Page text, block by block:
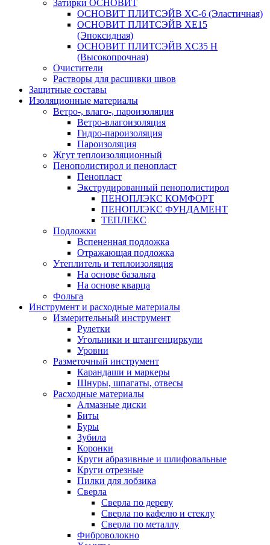
Затирки ОСНОВИТ
ОСНОВИТ ПЛИТСЭЙВ XC-6 (Эластичная)
ОСНОВИТ ПЛИТСЭЙВ XЕ15
(Эпоксидная)
ОСНОВИТ ПЛИТСЭЙВ XС35 Н
(Высокопрочная)
Очистители
Растворы для расшивки швов
Защитные составы
Изоляционные материалы
Ветро-, влаго-, пароизоляция
Ветро-влагоизоляция
Гидро-пароизоляция
Пароизоляция
Жгут теплоизоляционный
Пенополистирол и пенопласт
Пенопласт
Экструдированный пенополистирол
ПЕНОПЛЭКС КОМФОРТ
ПЕНОПЛЭКС ФУНДАМЕНТ
ТЕПЛЕКС
Подложки
Вспененная подложка
Отражающая подложка
Утеплитель и теплоизоляция
На основе базальта
На основе кварца
Фольга
Инструмент и расходные материалы
Измерительный инструмент
Рулетки
Угольники и штангенциркули
Уровни
Разметочный инструмент
Карандаши и маркеры
Шнуры, шпагаты, отвесы
Расходные материалы
Алмазные диски
Биты
Буры
Зубила
Коронки
Круги абразивные и шлифовальные
Круги отрезные
Пилки для лобзика
Сверла
Сверла по дереву
Сверла по кафелю и стеклу
Сверла по металлу
Фиброволокно